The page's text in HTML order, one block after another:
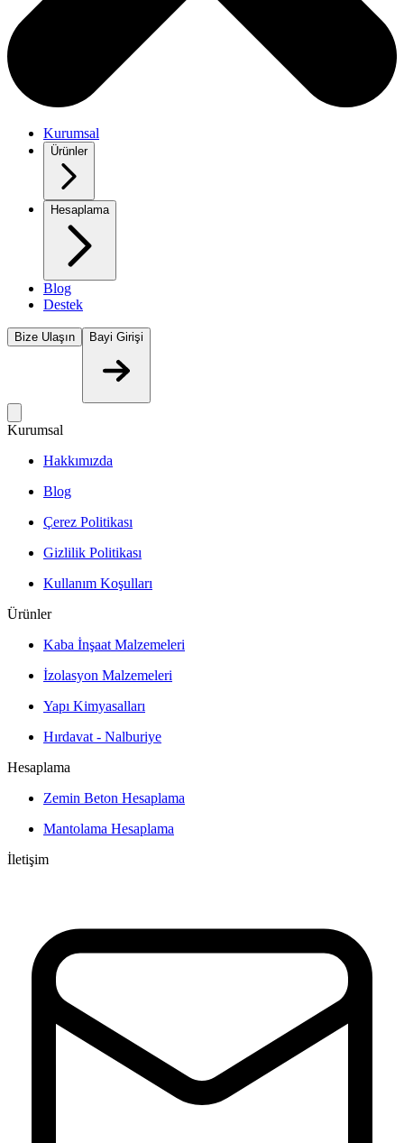
Kurumsal
Ürünler
Hesaplama
Blog
Destek
Bize Ulaşın Bayi Girişi
Kurumsal
Hakkımızda
Blog
Çerez Politikası
Gizlilik Politikası
Kullanım Koşulları
Ürünler
Kaba İnşaat Malzemeleri
İzolasyon Malzemeleri
Yapı Kimyasalları
Hırdavat - Nalburiye
Hesaplama
Zemin Beton Hesaplama
Mantolama Hesaplama
İletişim